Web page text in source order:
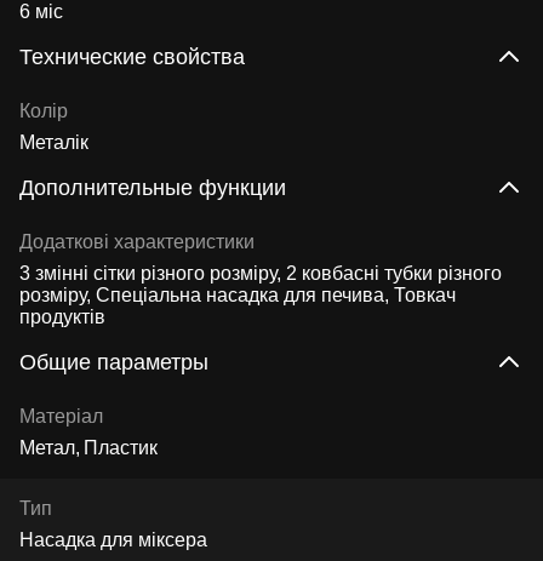
6 міс
Технические свойства
Колір
Металік
Дополнительные функции
Додаткові характеристики
3 змінні сітки різного розміру, 2 ковбасні тубки різного
розміру, Спеціальна насадка для печива, Товкач
продуктів
Общие параметры
Матеріал
Метал Пластик
Тип
Насадка для міксера